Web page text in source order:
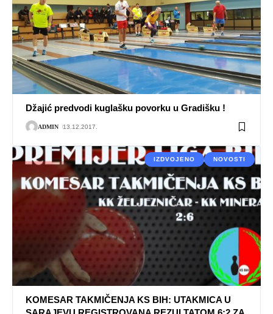
Džajić predvodi kuglašku povorku u Gradišku !
ADMIN 13.12.2017.
IZDVOJENO NOVOSTI
KOMESAR TAKMIČENJA KS BIH: UTAKMICA U